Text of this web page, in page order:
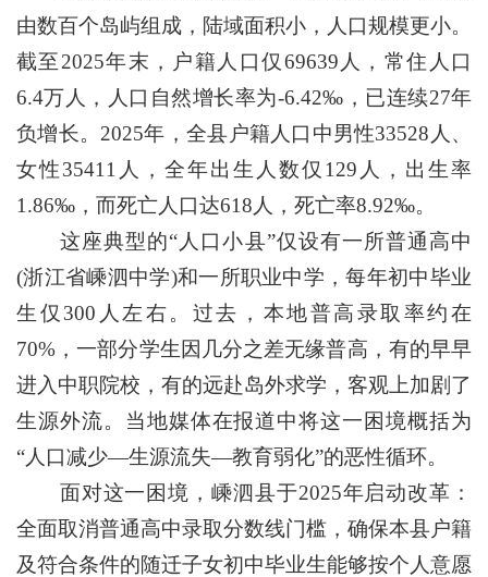
由数百个岛屿组成，陆域面积小，人口规模更小。
截至2025年末，户籍人口仅69639人，常住人口
6.4万人，人口自然增长率为-6.42‰，已连续27年
负增长。2025年，全县户籍人口中男性33528人、
女性35411人，全年出生人数仅129人，出生率
1.86‰，而死亡人口达618人，死亡率8.92‰。
这座典型的“人口小县”仅设有一所普通高中
(浙江省嵊泗中学)和一所职业中学，每年初中毕业
生仅300人左右。过去，本地普高录取率约在
70%，一部分学生因几分之差无缘普高，有的早早
进入中职院校，有的远赴岛外求学，客观上加剧了
生源外流。当地媒体在报道中将这一困境概括为
“人口减少—生源流失—教育弱化”的恶性循环。
面对这一困境，嵊泗县于2025年启动改革：
全面取消普通高中录取分数线门槛，确保本县户籍
及符合条件的随迁子女初中毕业生能够按个人意愿